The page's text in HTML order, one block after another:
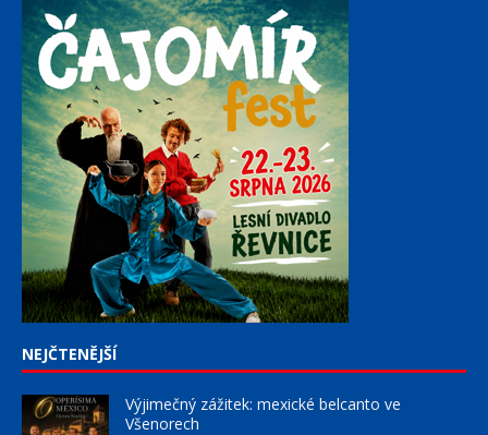
NEJČTENĚJŠÍ
Výjimečný zážitek: mexické belcanto ve
Všenorech